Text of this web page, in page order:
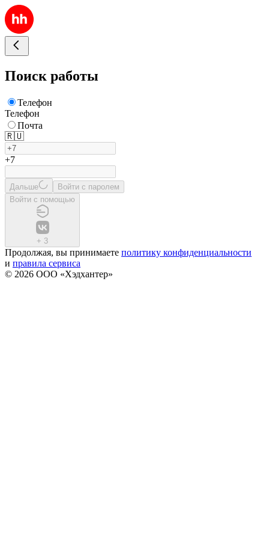
Поиск работы
Телефон
Телефон
Почта
🇷🇺
+7
Дальше
Войти с паролем
Войти с помощью
+ 3
Продолжая, вы принимаете политику конфиденциальности
и правила сервиса
© 2026 ООО «Хэдхантер»